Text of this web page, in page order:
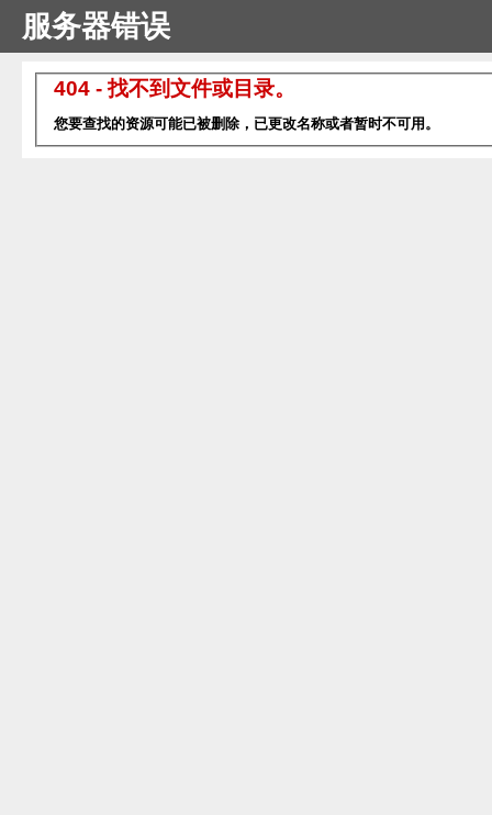
服务器错误
404 - 找不到文件或目录。
您要查找的资源可能已被删除，已更改名称或者暂时不可用。